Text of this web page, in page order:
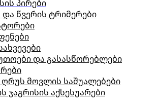
პირები
და წვერის ტრიმერები
და გასასწორებლები
ღრუს მოვლის საშუალებები
ჯაგრისის აქსესუარები